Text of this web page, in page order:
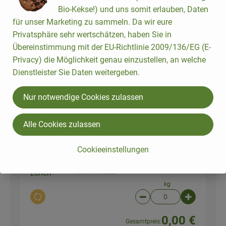
Auswahl ändern Artikelanzahl
8,69 €
Du hast sicher:
1 Stk
zehen
Auswahl ändern
regionale Ernte
kg
Artikelanzahl
Gesamtpreis:0,00 €
Bio-Kekse!) und uns somit erlauben, Daten
für unser Marketing zu sammeln. Da wir eure
Privatsphäre sehr wertschätzen, haben Sie in
Übereinstimmung mit der EU-Richtlinie 2009/136/EG (E-
Privacy) die Möglichkeit genau einzustellen, an welche
Dienstleister Sie Daten weitergeben.
Cookieeinstellungen
Nur notwendige Cookies zulassen
Alle Cookies zulassen